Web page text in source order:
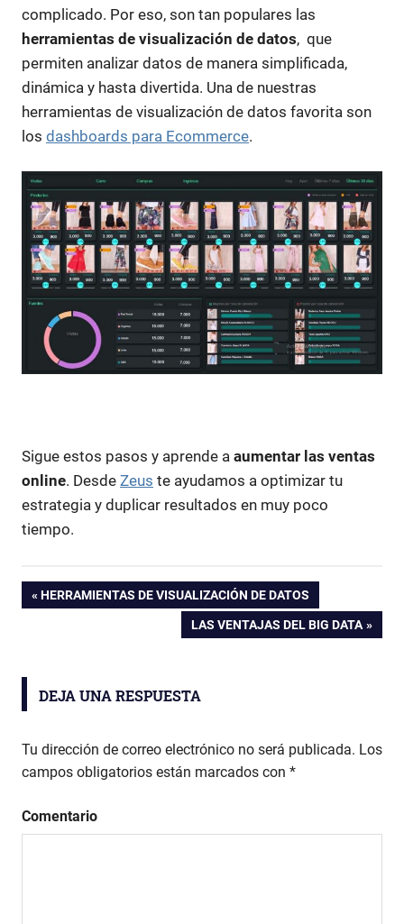
complicado. Por eso, son tan populares las
herramientas de visualización de datos, que
permiten analizar datos de manera simplificada,
dinámica y hasta divertida. Una de nuestras
herramientas de visualización de datos favorita son
los dashboards para Ecommerce.
Sigue estos pasos y aprende a aumentar las ventas
online. Desde Zeus te ayudamos a optimizar tu
estrategia y duplicar resultados en muy poco
tiempo.
ventas
las
ventas
como
incrementar
entradas
ENTRADA
HERRAMIENTAS DE VISUALIZACIÓN DE DATOS
ENTRADA
LAS VENTAJAS DEL BIG DATA
DEJA UNA RESPUESTA
Tu dirección de correo electrónico no será publicada. Los
campos obligatorios están marcados con *
Comentario